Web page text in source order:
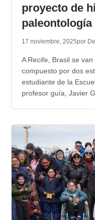
proyecto de
paleontología
17 noviembre, 2025por
A Recife, Brasil se
compuesto por dos
estudiante de la
profesor guía, Javier